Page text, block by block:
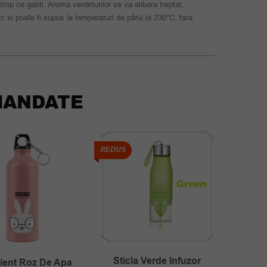
ce gatiti. Aroma verdeturilor se va elibera treptat,
poate fi supus la temperaturi de până la 230°C, fara
Roz De Apa
REDUS
Sticla Verde Infuzor